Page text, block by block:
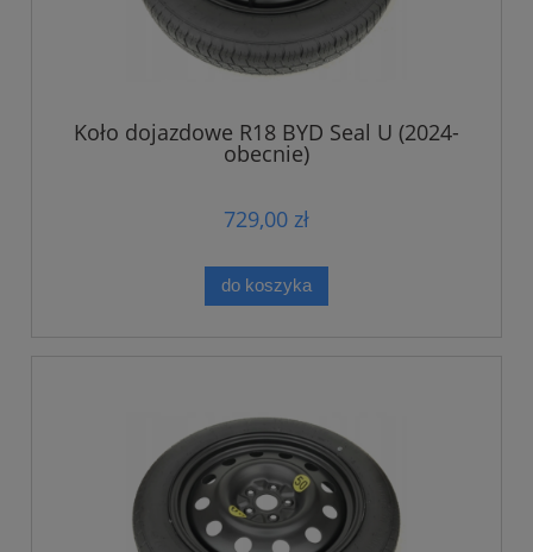
Koło dojazdowe R18 BYD Seal U (2024-
obecnie)
729,00 zł
do koszyka